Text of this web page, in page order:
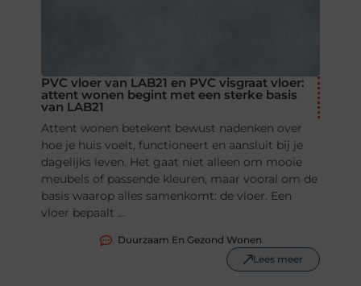
PVC vloer van LAB21 en PVC visgraat vloer:
attent wonen begint met een sterke basis
van LAB21
Attent wonen betekent bewust nadenken over
hoe je huis voelt, functioneert en aansluit bij je
dagelijks leven. Het gaat niet alleen om mooie
meubels of passende kleuren, maar vooral om de
basis waarop alles samenkomt: de vloer. Een
vloer bepaalt ...
Duurzaam En Gezond Wonen
Lees meer